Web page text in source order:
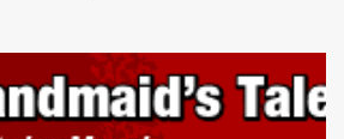
entschieden ab. Gegenwart. Die
eine Delegation aus Mexiko, um ein für
Handelsabkommen zu unterzeichnen.